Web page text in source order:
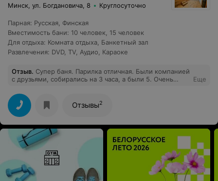
далеко не глупые)) нас 7 человек со своими часами!! 4.
в 21.20 появляется охранник (банщик) и просит нас
почему должны покинуть сауну на полчаса раньше? 5.
Товарищ своей грубостью испортил нам вечер...все же
было 8 марта накануне...мы пришли отдохнуть, а не
напрягаться, извините, на тупые доказательства того,
который сейчас час))
Минск, ул. Богдановича, 8 Круглосуточно
Парная: Русская Финская
Вместимость бани: 10 человек 15 человек
Для отдыха: Комната отдыха Банкетный зал
Развлечения: DVD, TV Аудио Караоке
Отзыв. Супер баня. Парилка отличная. Были компанией
с друзьями, собирались на 3 часа, а были 5. Очень
огонь, заварил шикарный чай. Рекомендую
Еще
Отзывы2